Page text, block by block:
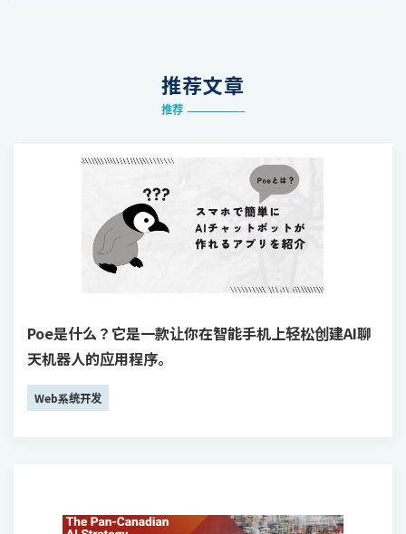
推荐文章
推荐
Poe是什么？它是一款让你在智能手机上轻松创建AI聊
天机器人的应用程序。
Web系统开发